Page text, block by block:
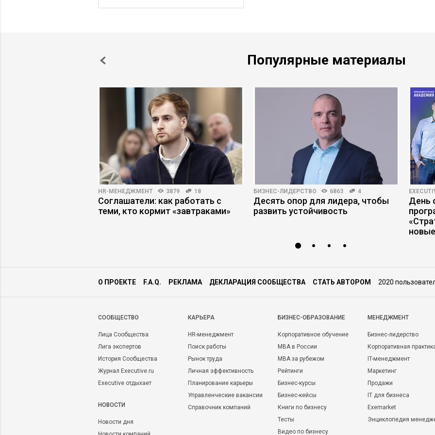
Популярные материалы
HR-МЕНЕДЖМЕНТ 3879 18
Соглашатели: как работать с
теми, кто кормит «завтраками»
БИЗНЕС-ЛИДЕРСТВО 6863 4
Десять опор для лидера, чтобы
развить устойчивость
День
О ПРОЕКТЕ F.A.Q. РЕКЛАМА ДЕКЛАРАЦИЯ СООБЩЕСТВА СТАТЬ АВТОРОМ 2020
CООБЩЕСТВО
Лица Сообщества
Лига экспертов
История Сообщества
Журнал Executive.ru
Executive отдыхает
НОВОСТИ
Новости дня
КАРЬЕРА
HR-менеджмент
Поиск работы
Рынок труда
Личная эффективность
Планирование карьеры
Управленческие вакансии
Справочник компаний
БИЗНЕС-ОБРАЗОВАНИЕ
Корпоративное обучение
MBA в России
MBA за рубежом
Рейтинги
Бизнес-курсы
Бизнес-кейсы
Книги по бизнесу
Тесты
Видео по бизнесу
МЕНЕДЖМЕНТ
Бизнес-лидерство
Корпоративная
IT-менеджмент
Маркетинг
Продажи
IT для бизнеса
Exemarket
Энциклопедия